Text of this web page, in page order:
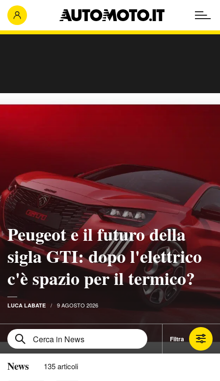
Peugeot e il futuro della
sigla GTI: dopo l'elettrico
c'è spazio per il termico?
LUCA LABATE 9 AGOSTO 2026
Filtra
News 135 articoli